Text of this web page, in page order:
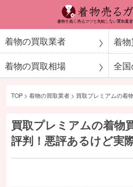
着物の買取業者
着
着物の買取相場
全
TOP >着物の買取業者 > 買取プレミアムの着
買取プレミアムの着物
評判！悪評あるけど実